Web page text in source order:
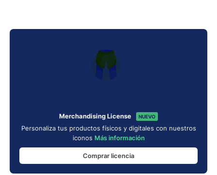
Merchandising License NUEVO
Personaliza tus productos físicos y digitales con nuestros
iconos Más información
Comprar licencia